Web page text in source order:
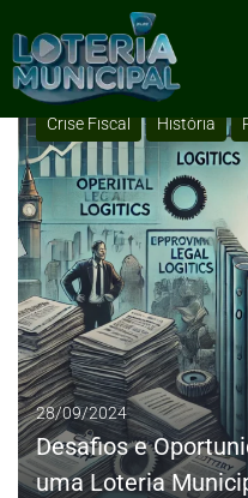
Desafios
Crise Fiscal História
28/09/2024
Desafios e
uma Loteria